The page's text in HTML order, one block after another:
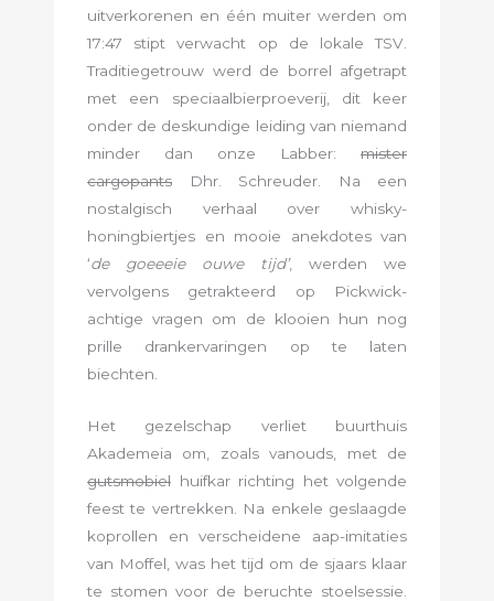
uitverkorenen en één muiter werden om
17:47 stipt verwacht op de lokale TSV.
Traditiegetrouw werd de borrel afgetrapt
met een speciaalbierproeverij, dit keer
onder de deskundige leiding van niemand
minder dan onze Labber: mister
cargopants Dhr. Schreuder. Na een
nostalgisch verhaal over whisky-
honingbiertjes en mooie anekdotes van
‘de goeeeie ouwe tijd’, werden we
vervolgens getrakteerd op Pickwick-
achtige vragen om de klooien hun nog
prille drankervaringen op te laten
biechten.
Het gezelschap verliet buurthuis
Akademeia om, zoals vanouds, met de
gutsmobiel huifkar richting het volgende
feest te vertrekken. Na enkele geslaagde
koprollen en verscheidene aap-imitaties
van Moffel, was het tijd om de sjaars klaar
te stomen voor de beruchte stoelsessie.